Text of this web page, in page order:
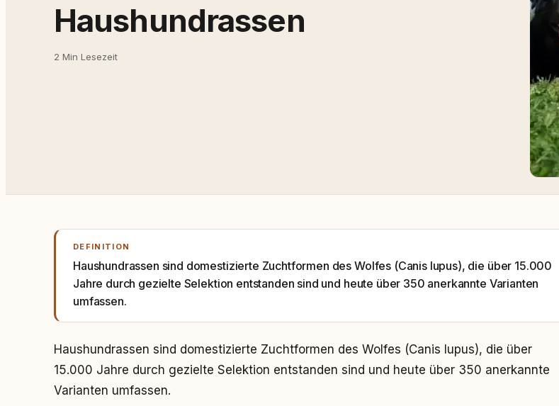
Haushundrassen
2 Min Lesezeit
DEFINITION
Haushundrassen sind domestizierte Zuchtformen des Wolfes (Canis lupus), die über 15.000
Jahre durch gezielte Selektion entstanden sind und heute über 350 anerkannte Varianten
umfassen.
Haushundrassen sind domestizierte Zuchtformen des Wolfes (Canis lupus), die über
15.000 Jahre durch gezielte Selektion entstanden sind und heute über 350 anerkannte
Varianten umfassen.